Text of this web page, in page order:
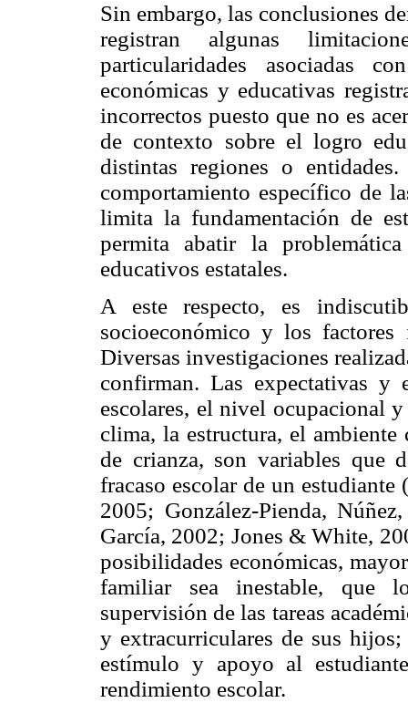
Sin embargo, las conclusiones
registran algunas
particularidades asociadas
económicas y educativas
incorrectos puesto que no es
de contexto sobre el logro
distintas regiones o
comportamiento específico de
limita la fundamentación de
permita abatir la
educativos estatales.
A este respecto, es
socioeconómico y los factores
Diversas investigaciones
confirman. Las expectativas
escolares, el nivel ocupacional
clima, la estructura, el
de crianza, son variables que
fracaso escolar de un
2005; González-Pienda,
García, 2002; Jones & White,
posibilidades económicas,
familiar sea inestable, que
supervisión de las tareas
y extracurriculares de sus
estímulo y apoyo al
rendimiento escolar.